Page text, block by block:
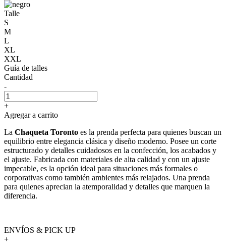
Talle
S
M
L
XL
XXL
Guía de talles
Cantidad
-
+
Agregar a carrito
La Chaqueta Toronto es la prenda perfecta para quienes buscan un
equilibrio entre elegancia clásica y diseño moderno. Posee un corte
estructurado y detalles cuidadosos en la confección, los acabados y
el ajuste. Fabricada con materiales de alta calidad y con un ajuste
impecable, es la opción ideal para situaciones más formales o
corporativas como también ambientes más relajados. Una prenda
para quienes aprecian la atemporalidad y detalles que marquen la
diferencia.
ENVÍOS & PICK UP
+